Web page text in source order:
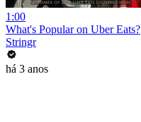
1:00
What's Popular on Uber Eats?
Stringr
há 3 anos